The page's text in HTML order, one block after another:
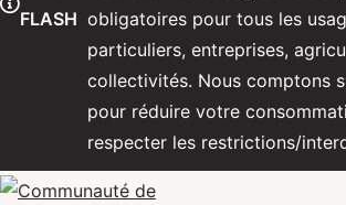
FLASH obligatoires pour tous les
particuliers, entreprises,
collectivités. Nous comptons
pour réduire votre
respecter les restrictions/